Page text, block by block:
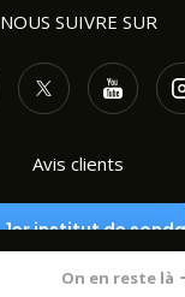
NOUS SUIVRE SUR
Avis clients
ADHÉRENTS
On en reste là